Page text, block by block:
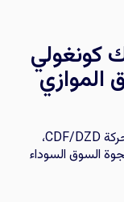
كونغولي
الموازي
تاريخ CDF مقابل DZD في سوق السكوار — حركة CDF/DZD،
السوق السوداء